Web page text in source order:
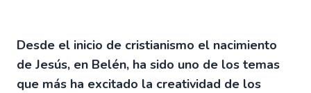
Desde el inicio de cristianismo el nacimiento
de Jesús, en Belén, ha sido uno de los temas
que más ha excitado la creatividad de los